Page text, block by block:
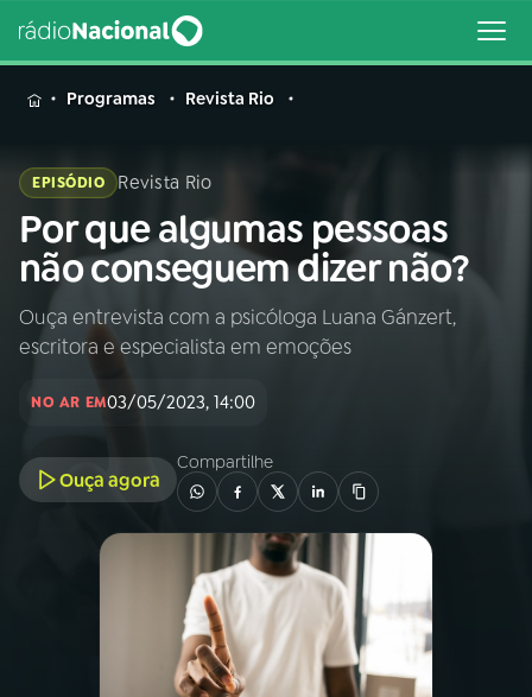
MENU
Buscar
na
Rádio
Nacional
Buscar
AO VIVO
PROGRAMAÇÃO
PROGRAMAS
Programas Revista Rio
EPISÓDIO Revista Rio
Por que algumas pessoas
não conseguem dizer não?
Ouça entrevista com a psicóloga Luana Gánzert,
escritora e especialista em emoções
NO AR EM03/05/2023, 14:00
Ouça agora
Compartilhe